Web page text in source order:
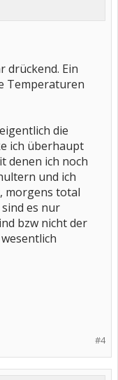
drückend. Ein
Temperaturen
die
ich überhaupt
denen ich noch
und ich
morgens total
es nur
bzw nicht der
#4